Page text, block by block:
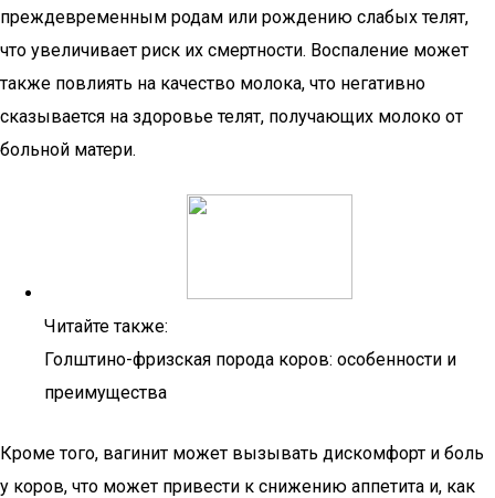
преждевременным родам или рождению слабых телят,
что увеличивает риск их смертности. Воспаление может
также повлиять на качество молока, что негативно
сказывается на здоровье телят, получающих молоко от
больной матери.
Читайте также:
Голштино-фризская порода коров: особенности и
преимущества
Кроме того, вагинит может вызывать дискомфорт и боль
у коров, что может привести к снижению аппетита и, как